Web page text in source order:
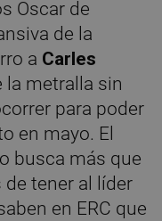
Oscar de
de la
a Carles
metralla sin
para poder
en mayo. El
busca más que
tener al líder
en ERC que